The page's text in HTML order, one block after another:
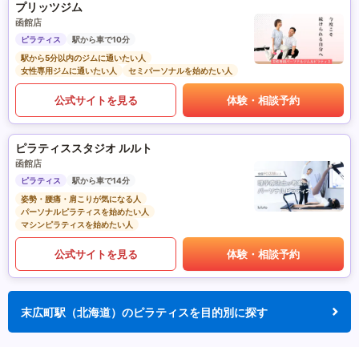
プリッツジム
函館店
ピラティス
駅から車で10分
駅から5分以内のジムに通いたい人
女性専用ジムに通いたい人
セミパーソナルを始めたい人
公式サイトを見る 体験・相談予約
ピラティススタジオ ルルト
函館店
ピラティス
駅から車で14分
姿勢・腰痛・肩こりが気になる人
パーソナルピラティスを始めたい人
マシンピラティスを始めたい人
公式サイトを見る 体験・相談予約
末広町駅（北海道）のピラティスを目的別に探す